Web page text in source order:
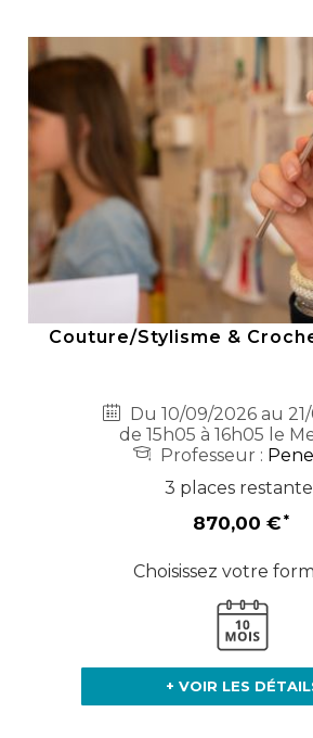
Couture/Stylisme &
Du 10/09/2026 au
de 15h05 à 16h05 le
Professeur :
3 places
870,00 €
Choisissez votre
+ VOIR LES